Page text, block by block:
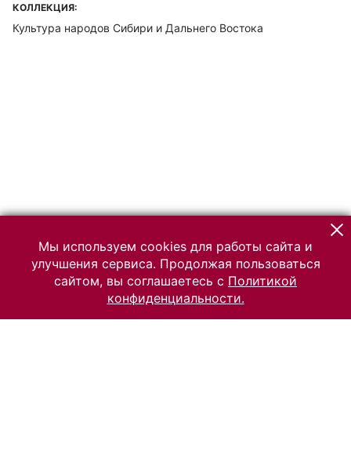
КОЛЛЕКЦИЯ:
Культура народов Сибири и Дальнего Востока
Мы используем cookies для работы сайта и
улучшения сервиса. Продолжая пользоваться
сайтом, вы соглашаетесь с Политикой
конфиденциальности.